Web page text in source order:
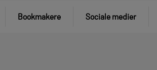
Bookmakere Sociale medier